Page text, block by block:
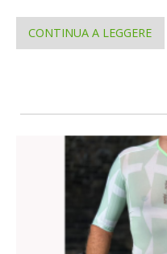
CONTINUA A LEGGERE